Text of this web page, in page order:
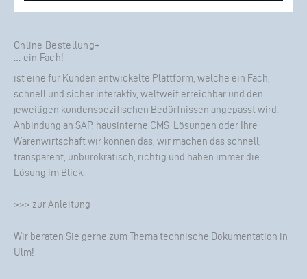
Online Bestellung+
… ein Fach!
ist eine für Kunden entwickelte Plattform, welche ein Fach,
schnell und sicher interaktiv, weltweit erreichbar und den
jeweiligen kundenspezifischen Bedürfnissen angepasst wird.
Anbindung an SAP, hausinterne CMS-Lösungen oder Ihre
Warenwirtschaft wir können das, wir machen das schnell,
transparent, unbürokratisch, richtig und haben immer die
Lösung im Blick.
>>> zur Anleitung
Wir beraten Sie gerne zum Thema technische Dokumentation in
Ulm!